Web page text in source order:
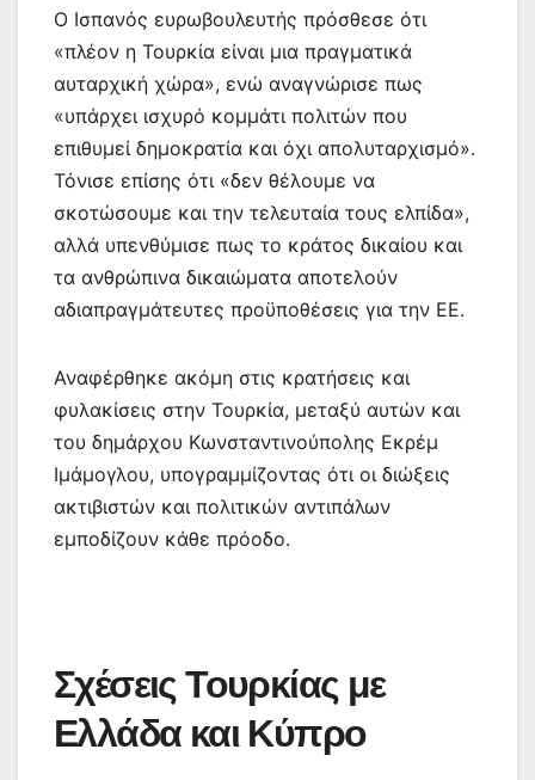
Ο Ισπανός ευρωβουλευτής πρόσθεσε ότι
«πλέον η Τουρκία είναι μια πραγματικά
αυταρχική χώρα», ενώ αναγνώρισε πως
«υπάρχει ισχυρό κομμάτι πολιτών που
επιθυμεί δημοκρατία και όχι απολυταρχισμό».
Τόνισε επίσης ότι «δεν θέλουμε να
σκοτώσουμε και την τελευταία τους ελπίδα»,
αλλά υπενθύμισε πως το κράτος δικαίου και
τα ανθρώπινα δικαιώματα αποτελούν
αδιαπραγμάτευτες προϋποθέσεις για την ΕΕ.
Αναφέρθηκε ακόμη στις κρατήσεις και
φυλακίσεις στην Τουρκία, μεταξύ αυτών και
του δημάρχου Κωνσταντινούπολης Εκρέμ
Ιμάμογλου, υπογραμμίζοντας ότι οι διώξεις
ακτιβιστών και πολιτικών αντιπάλων
εμποδίζουν κάθε πρόοδο.
Σχέσεις Τουρκίας με
Ελλάδα και Κύπρο